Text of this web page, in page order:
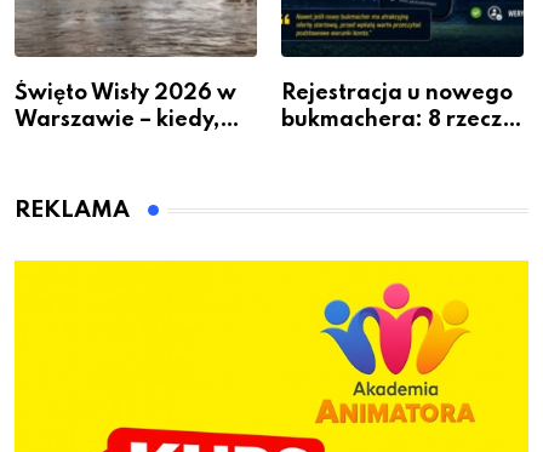
Święto Wisły 2026 w
Warszawie – kiedy,
Rejestracja u nowego
bukmachera: 8 rzeczy,
REKLAMA